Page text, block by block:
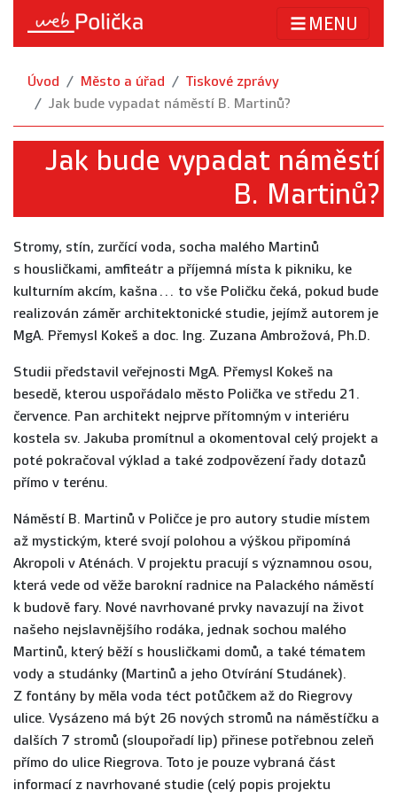
MENU
Úvod Město a úřad
Tiskové zprávy
Jak bude vypadat náměstí B. Martinů?
Jak bude vypadat náměstí
B. Martinů?
Stromy, stín, zurčící voda, socha malého Martinů
s housličkami, amfiteátr a příjemná místa k pikniku, ke
kulturním akcím, kašna… to vše Poličku čeká, pokud bude
realizován záměr architektonické studie, jejímž autorem je
MgA. Přemysl Kokeš a doc. Ing. Zuzana Ambrožová, Ph.D.
Studii představil veřejnosti MgA. Přemysl Kokeš na
besedě, kterou uspořádalo město Polička ve středu 21.
července. Pan architekt nejprve přítomným v interiéru
kostela sv. Jakuba promítnul a okomentoval celý projekt a
poté pokračoval výklad a také zodpovězení řady dotazů
přímo v terénu.
Náměstí B. Martinů v Poličce je pro autory studie místem
až mystickým, které svojí polohou a výškou připomíná
Akropoli v Aténách. V projektu pracují s významnou osou,
která vede od věže barokní radnice na Palackého náměstí
k budově fary. Nové navrhované prvky navazují na život
našeho nejslavnějšího rodáka, jednak sochou malého
Martinů, který běží s housličkami domů, a také tématem
vody a studánky (Martinů a jeho Otvírání Studánek).
Z fontány by měla voda téct potůčkem až do Riegrovy
ulice. Vysázeno má být 26 nových stromů na náměstíčku a
dalších 7 stromů (sloupořadí lip) přinese potřebnou zeleň
přímo do ulice Riegrova. Toto je pouze vybraná část
informací z navrhované studie (celý popis projektu